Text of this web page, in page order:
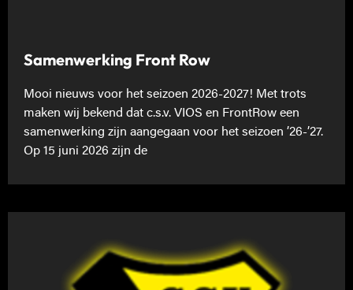
Samenwerking Front Row
Mooi nieuws voor het seizoen 2026-2027! Met trots
maken wij bekend dat c.s.v. VIOS en FrontRow een
samenwerking zijn aangegaan voor het seizoen ’26-’27.
Op 15 juni 2026 zijn de